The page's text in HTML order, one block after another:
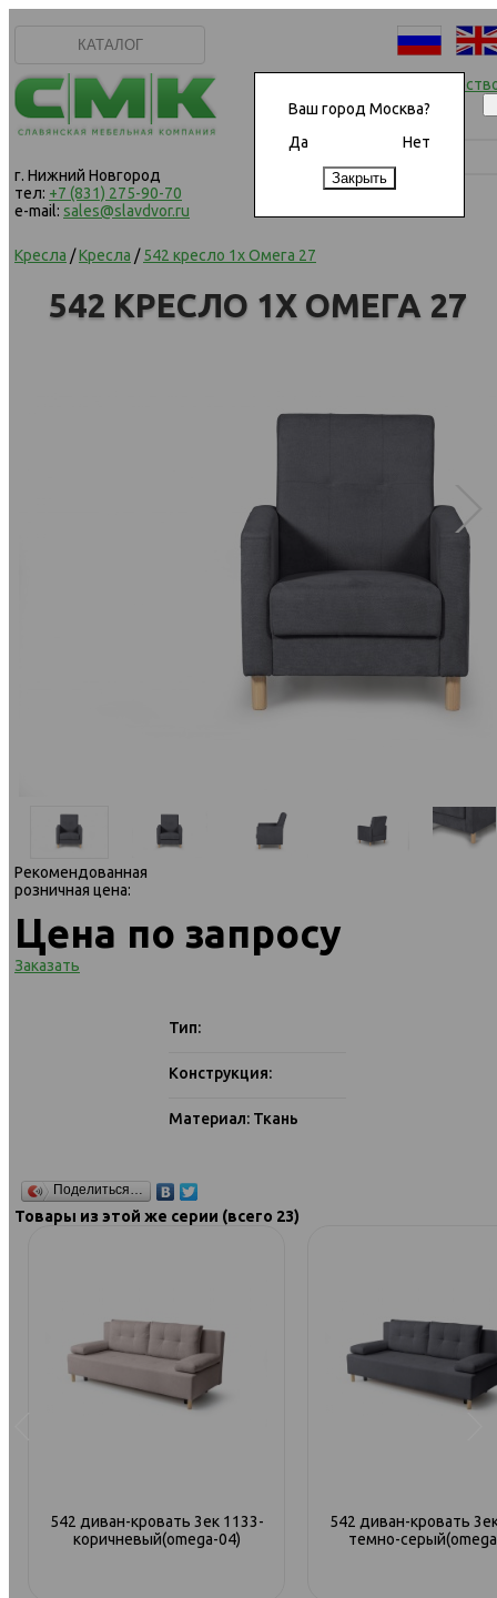
Ваш город Москва?
Да
Нет
КАТАЛОГ
г. Нижний Новгород
тел: +7 (831) 275-90-70
e-mail: sales@slavdvor.ru
Начать
Кресла /Кресла /542 кресло 1х Омега 27
Рекомендованная
розничная цена:
Цена по запросу
Заказать
Тип:
Конструкция:
Материал: Ткань
Поделиться…
542 КРЕСЛО 1Х ОМЕГА 27
Товары из этой же серии (всего 23)
542 диван-кровать 3ек 1133-
коричневый(omega-04)
542 диван-кровать
темно-